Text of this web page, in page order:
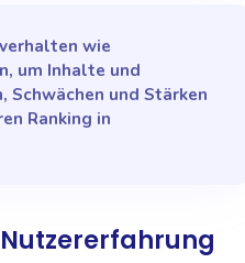
wie
um Inhalte und
Schwächen und Stärken
Ranking in